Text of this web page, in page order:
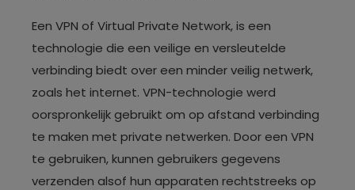
Een VPN of Virtual Private Network, is een
technologie die een veilige en versleutelde
verbinding biedt over een minder veilig netwerk,
zoals het internet. VPN-technologie werd
oorspronkelijk gebruikt om op afstand verbinding
te maken met private netwerken. Door een VPN
te gebruiken, kunnen gebruikers gegevens
verzenden alsof hun apparaten rechtstreeks op